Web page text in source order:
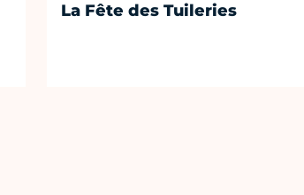
La Fête des Tuileries